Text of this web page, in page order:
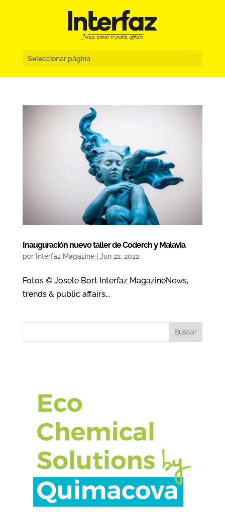
Seleccionar página
Inauguración nuevo taller de Coderch y Malavia
por Interfaz Magazine| Jun 22, 2022
Fotos © Josele Bort Interfaz MagazineNews,
trends & public affairs...
Buscar